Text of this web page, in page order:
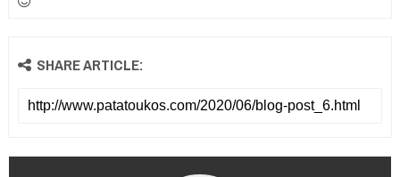
SHARE ARTICLE: